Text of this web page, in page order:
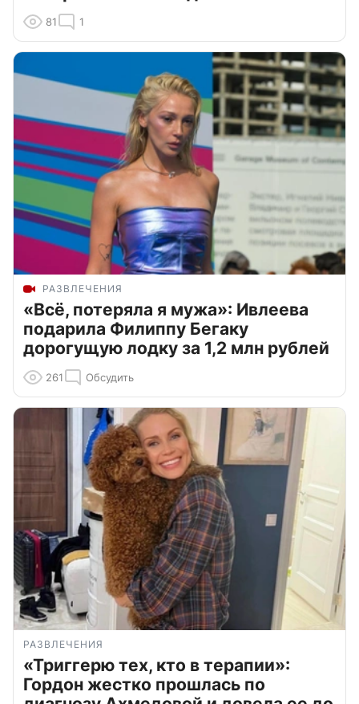
81 1
РАЗВЛЕЧЕНИЯ
«Всё, потеряла я мужа»: Ивлеева
подарила Филиппу Бегаку
дорогущую лодку за 1,2 млн рублей
261 Обсудить
РАЗВЛЕЧЕНИЯ
«Триггерю тех, кто в терапии»:
Гордон жестко прошлась по